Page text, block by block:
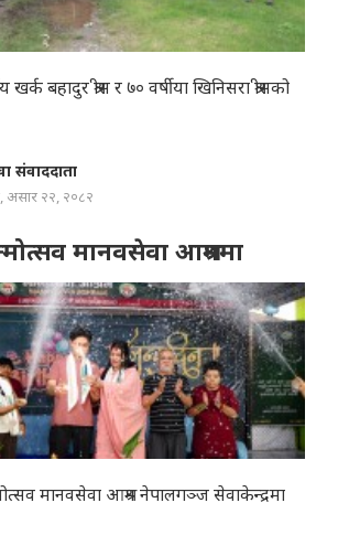
खर्क बहादुर श्रीस र ७० वर्षीया खिनिसरा श्रीसको
संवाददाता
असार २२, २०८२
मानवसेवा आश्रममा
मानवसेवा आश्रम नेपालगञ्ज सेवाकेन्द्रमा